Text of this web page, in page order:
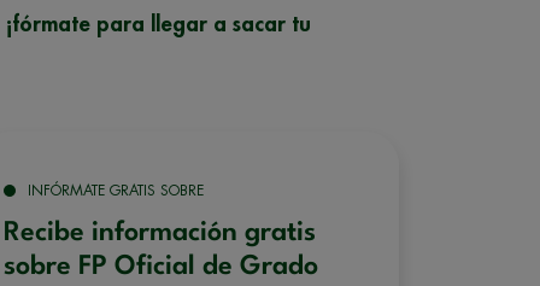
para llegar a sacar tu
INFÓRMATE GRATIS SOBRE
Recibe información gratis
sobre FP Oficial de Grado